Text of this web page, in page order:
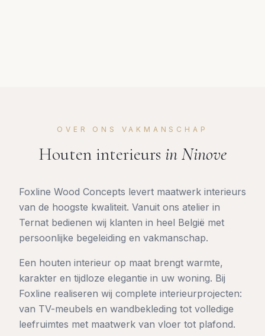
OVER ONS VAKMANSCHAP
Houten interieurs inNinove
Foxline Wood Concepts levert maatwerk interieurs
van de hoogste kwaliteit. Vanuit ons atelier in
Ternat bedienen wij klanten in heel België met
persoonlijke begeleiding en vakmanschap.
Een houten interieur op maat brengt warmte,
karakter en tijdloze elegantie in uw woning. Bij
Foxline realiseren wij complete interieurprojecten:
van TV-meubels en wandbekleding tot volledige
leefruimtes met maatwerk van vloer tot plafond.